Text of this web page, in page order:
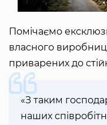
Помічаємо
власного
приварених до
«З таким
наших